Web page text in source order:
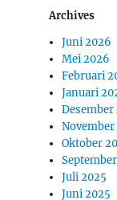
Archives
Juni 2026
Mei 2026
Februari
Januari
Desember
November
Oktober
Juli 2025
Juni 2025